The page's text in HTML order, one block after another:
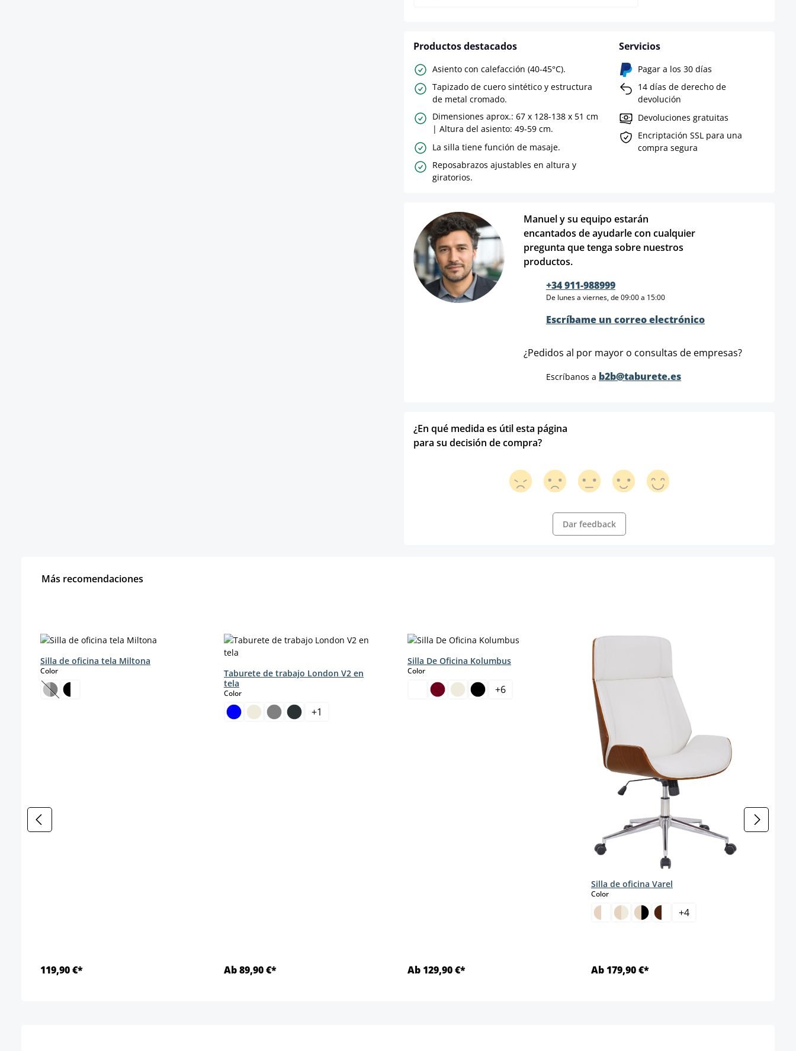
Productos destacados
Asiento con calefacción (40-45°C).
Tapizado de cuero sintético y estructura
de metal cromado.
Dimensiones aprox.: 67 x 128-138 x 51 cm
| Altura del asiento: 49-59 cm.
La silla tiene función de masaje.
Reposabrazos ajustables en altura y
giratorios.
Servicios
Pagar a los 30 días
14 días de derecho de
devolución
Devoluciones gratuitas
Encriptación SSL para una
compra segura
Manuel y su equipo estarán
encantados de ayudarle con cualquier
pregunta que tenga sobre nuestros
productos.
+34 911-988999
De lunes a viernes, de 09:00 a 15:00
Escríbame un correo electrónico
¿Pedidos al por mayor o consultas de empresas?
Escríbanos a b2b@taburete.es
¿En qué medida es útil esta página
para su decisión de compra?
Dar feedback
Más recomendaciones
Silla de oficina tela Miltona
Colorselect
(Esta opción no está disponible en este momento.)
119,90 €*
Taburete de trabajo London V2 en
tela
Colorselect
+1
Ab 89,90 €*
Silla De Oficina Kolumbus
Colorselect
+6
Ab 129,90 €*
Silla de oficina Varel
Colorselect
+4
Ab 179,90 €*